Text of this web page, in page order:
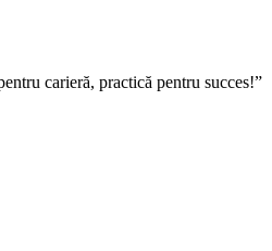
carieră, practică pentru succes!”